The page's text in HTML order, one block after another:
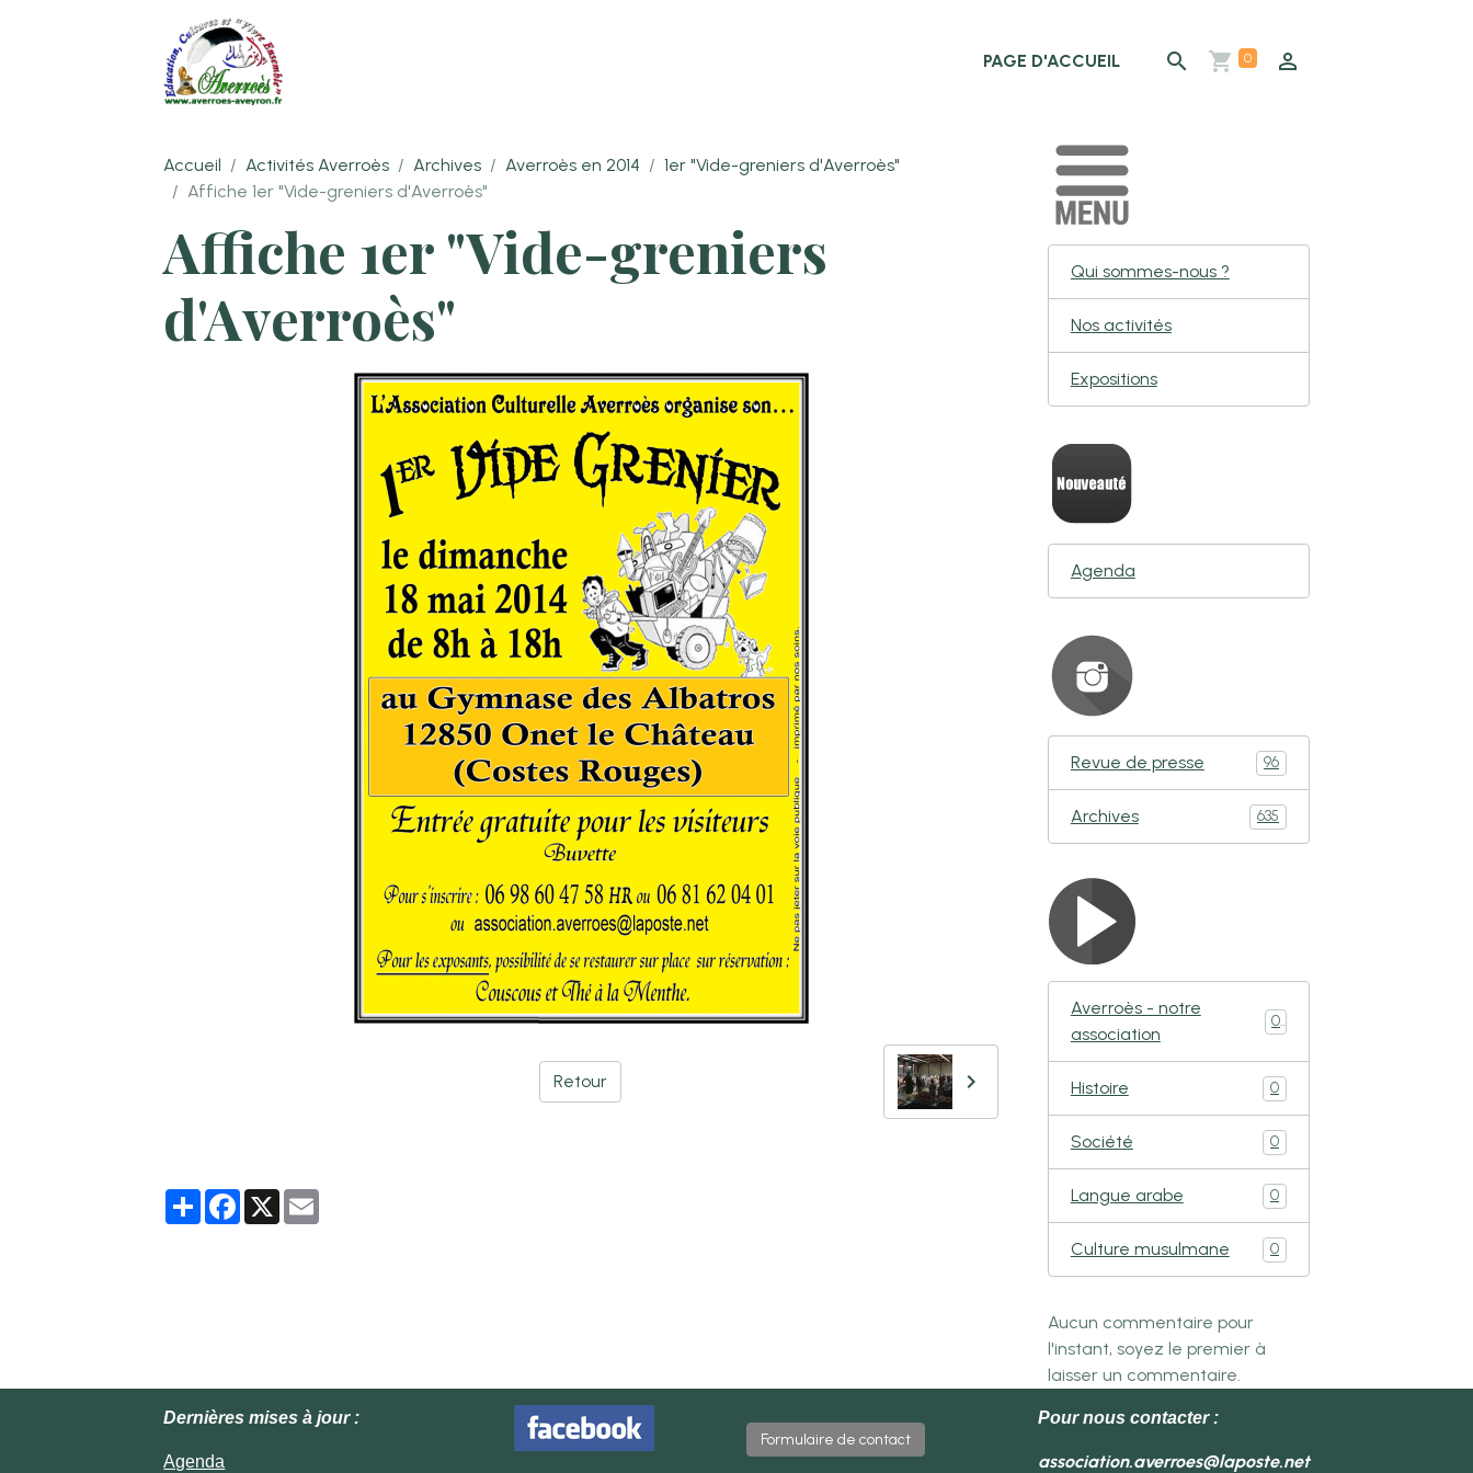
PAGE D'ACCUEIL 0
Accueil Activités Averroès Archives Averroès en 2014
1er "Vide-greniers d'Averroès"
Affiche 1er "Vide-greniers d'Averroès"
Affiche 1er "Vide-greniers
d'Averroès"
Retour
PartagerFacebook
X
Qui sommes-nous ?
Nos activités
Expositions
Agenda
Revue de presse 96
Archives 635
Averroès - notre
association
0
Histoire 0
Société 0
Langue arabe 0
Culture musulmane 0
Aucun commentaire pour
l'instant, soyez le premier à
laisser un commentaire.
Dernières mises à jour :
Agenda
Formulaire de contact
Pour nous contacter :
association.averroes@laposte.net